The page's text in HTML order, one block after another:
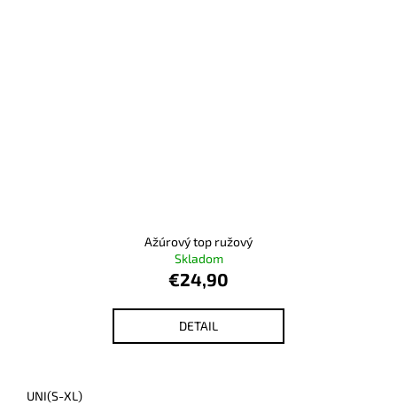
Ažúrový top ružový
Skladom
€24,90
DETAIL
UNI(S-XL)